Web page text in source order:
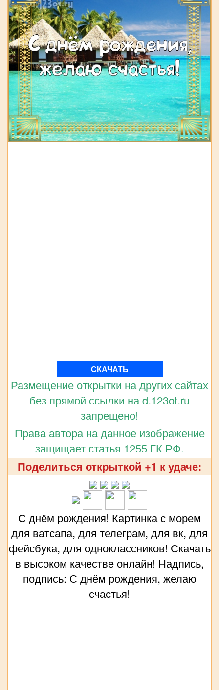
СКАЧАТЬ
Размещение открытки на других сайтах
без прямой ссылки на d.123ot.ru
запрещено!
Права автора на данное изображение
защищает статья 1255 ГК РФ.
Поделиться открыткой +1 к удаче:
С днём рождения! Картинка с морем
для ватсапа, для телеграм, для вк, для
фейсбука, для одноклассников! Скачать
в высоком качестве онлайн! Надпись,
подпись: С днём рождения, желаю
счастья!